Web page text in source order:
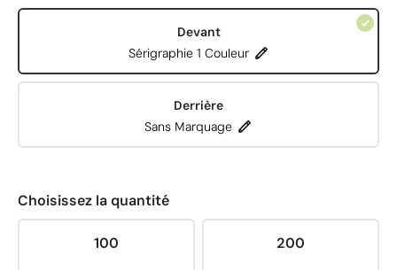
Devant
Sérigraphie 1 Couleur
Derrière
Sans Marquage
Choisissez la quantité
100 200